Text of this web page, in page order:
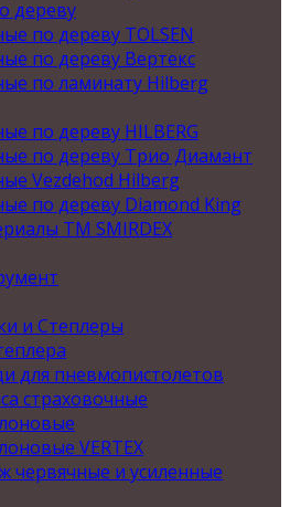
дереву
по дереву TOLSEN
по дереву Вертекс
по ламинату Hilberg
по дереву HILBERG
по дереву Трио Диамант
Vezdehod Hilberg
по дереву Diamond King
ТМ SMIRDEX
и Степлеры
для пневмопистолетов
страховочные
VERTEX
червячные и усиленные